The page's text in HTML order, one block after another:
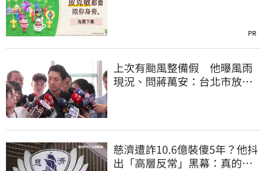
PR
上次有颱風整備假 他曝風雨
現況、問蔣萬安：台北市放假
慈濟遭詐10.6億裝傻5年？他抖
出「高層反常」黑幕：真的不